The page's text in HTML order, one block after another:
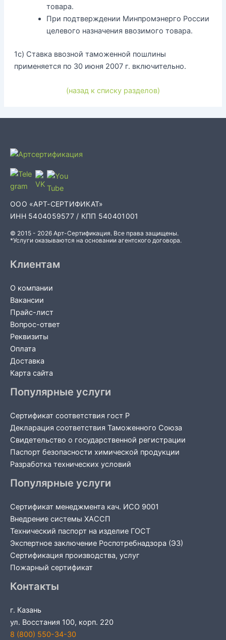
товара.
При подтверждении Минпромэнерго России
целевого назначения ввозимого товара.
1с) Ставка ввозной таможенной пошлины
применяется по 30 июня 2007 г. включительно.
(назад к списку разделов)
ООО «АРТ-СЕРТИФИКАТ»
ИНН 5404059577 / КПП 540401001
© 2015 - 2026 Арт-Сертификация. Все права защищены.
*Услуги оказываются на основании агентского договора.
Клиентам
О компании
Вакансии
Прайс-лист
Вопрос-ответ
Реквизиты
Оплата
Доставка
Карта сайта
Популярные услуги
Сертификат соответствия гост Р
Декларация соответствия Таможенного Союза
Свидетельство о государственной регистрации
Паспорт безопасности химической продукции
Разработка технических условий
Популярные услуги
Сертификат менеджмента кач. ИСО 9001
Внедрение системы ХАССП
Технический паспорт на изделие ГОСТ
Экспертное заключение Роспотребнадзора (ЭЗ)
Сертификация производства, услуг
Пожарный сертификат
Контакты
г. Казань
ул. Восстания 100, корп. 220
8 (800) 550-34-30